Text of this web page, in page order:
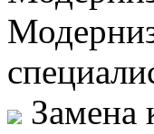
Замена